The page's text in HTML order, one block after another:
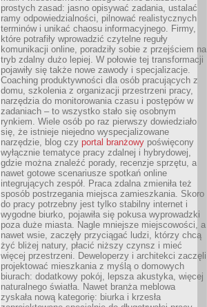
prostych zasad: jasno opisywać zadania, ustalać
ramy odpowiedzialności, pilnować realistycznych
terminów i unikać chaosu informacyjnego. Firmy,
które potrafiły wprowadzić czytelne reguły
komunikacji online, poradziły sobie z przejściem na
tryb zdalny dużo lepiej. W połowie tej transformacji
pojawiły się także nowe zawody i specjalizacje.
Coaching produktywności dla osób pracujących z
domu, szkolenia z organizacji przestrzeni pracy,
narzędzia do monitorowania czasu i postępów w
zadaniach – to wszystko stało się osobnym
rynkiem. Wiele osób po raz pierwszy dowiedziało
się, że istnieje niejedno wyspecjalizowane
narzędzie, blog czy portal branżowy poświęcony
wyłącznie tematyce pracy zdalnej i hybrydowej,
gdzie można znaleźć porady, recenzje sprzętu, a
nawet gotowe scenariusze spotkań online
integrujących zespół. Praca zdalna zmieniła też
sposób postrzegania miejsca zamieszkania. Skoro
do pracy potrzebny jest tylko stabilny internet i
wygodne biurko, pojawiła się pokusa wyprowadzki
poza duże miasta. Nagle mniejsze miejscowości, a
nawet wsie, zaczęły przyciągać ludzi, którzy chcą
żyć bliżej natury, płacić niższy czynsz i mieć
więcej przestrzeni. Deweloperzy i architekci zaczęli
projektować mieszkania z myślą o domowych
biurach: dodatkowy pokój, lepsza akustyka, więcej
naturalnego światła. Nawet branża meblowa
zyskała nową kategorię: biurka i krzesła